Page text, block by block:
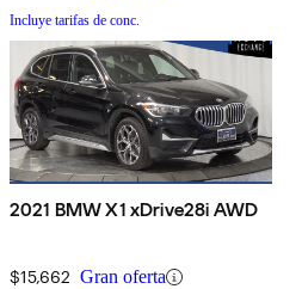
Incluye tarifas de conc.
2021 BMW X1 xDrive28i AWD
$15,662 Gran oferta